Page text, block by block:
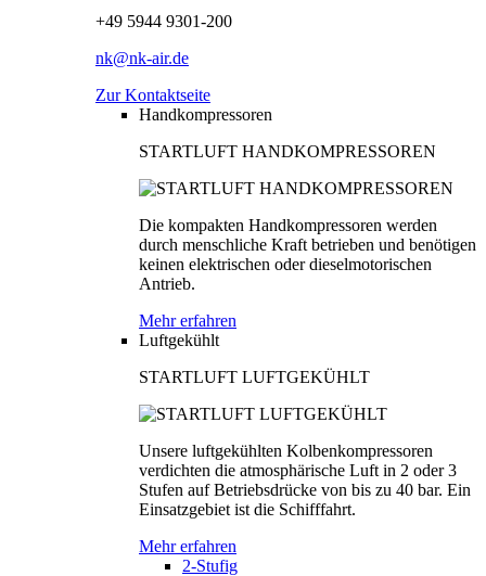
+49 5944 9301-200
nk@nk-air.de
Zur Kontaktseite
Handkompressoren
STARTLUFT HANDKOMPRESSOREN
Die kompakten Handkompressoren werden
durch menschliche Kraft betrieben und benötigen
keinen elektrischen oder dieselmotorischen
Antrieb.
Mehr erfahren
Luftgekühlt
STARTLUFT LUFTGEKÜHLT
Unsere luftgekühlten Kolbenkompressoren
verdichten die atmosphärische Luft in 2 oder 3
Stufen auf Betriebsdrücke von bis zu 40 bar. Ein
Einsatzgebiet ist die Schifffahrt.
Mehr erfahren
2-Stufig